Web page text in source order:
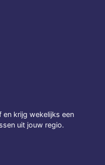
en krijg wekelijks een
uit jouw regio.